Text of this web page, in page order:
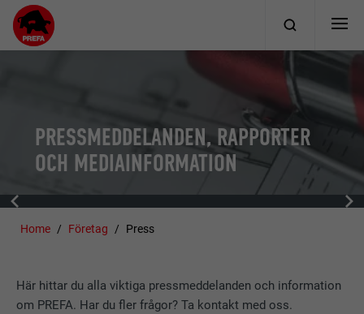
PRESSMEDDELANDEN, RAPPORTER
OCH MEDIAINFORMATION
Home Företag Press
Här hittar du alla viktiga pressmeddelanden och information
om PREFA. Har du fler frågor? Ta kontakt med oss.